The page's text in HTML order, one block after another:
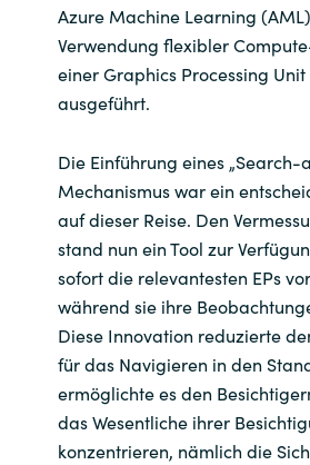
Azure Machine Learning
Verwendung flexibler
einer Graphics Processing Unit
ausgeführt.
Die Einführung eines
Mechanismus war ein
auf dieser Reise. Den
stand nun ein Tool zur
sofort die relevantesten EPs
während sie ihre
Diese Innovation reduzierte
für das Navigieren in den
ermöglichte es den
das Wesentliche ihrer
konzentrieren, nämlich die